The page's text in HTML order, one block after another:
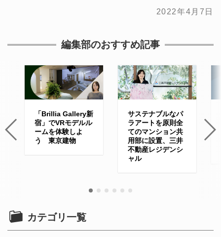
2022年4月7日
編集部のおすすめ記事
「Brillia Gallery新
宿」でVRモデルル
ームを体験しよ
う 東京建物
サステナブルなパ
ラアートを原則全
てのマンション共
用部に設置、三井
不動産レジデンシ
ャル
カテゴリ一覧